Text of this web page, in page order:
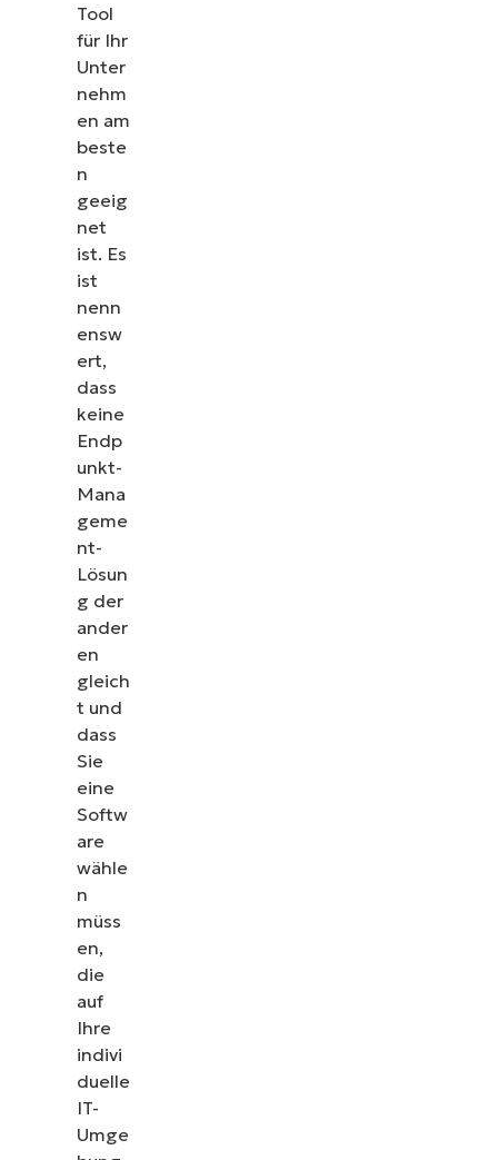
Tool
für Ihr
Unter
nehm
en am
beste
n
geeig
net
ist. Es
ist
nenn
ensw
ert,
dass
keine
Endp
unkt-
Mana
geme
nt-
Lösun
g der
ander
en
gleich
t und
dass
Sie
eine
Softw
are
wähle
n
müss
en,
die
auf
Ihre
indivi
duelle
IT-
Umge